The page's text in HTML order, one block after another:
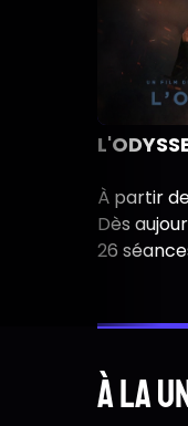
À partir
Dès
26
À la